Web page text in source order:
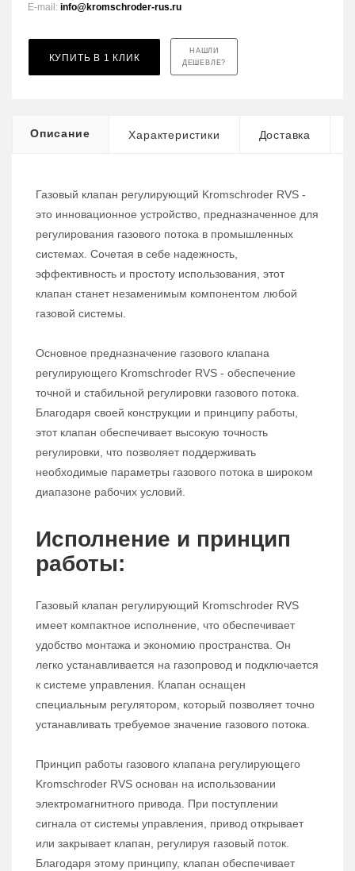
E-mail: info@kromschroder-rus.ru
КУПИТЬ В 1 КЛИК
НАШЛИ
ДЕШЕВЛЕ?
Описание Характеристики Доставка
Газовый клапан регулирующий Kromschroder RVS -
это инновационное устройство, предназначенное для
регулирования газового потока в промышленных
системах. Сочетая в себе надежность,
эффективность и простоту использования, этот
клапан станет незаменимым компонентом любой
газовой системы.
Основное предназначение газового клапана
регулирующего Kromschroder RVS - обеспечение
точной и стабильной регулировки газового потока.
Благодаря своей конструкции и принципу работы,
этот клапан обеспечивает высокую точность
регулировки, что позволяет поддерживать
необходимые параметры газового потока в широком
диапазоне рабочих условий.
Исполнение и принцип
работы:
Газовый клапан регулирующий Kromschroder RVS
имеет компактное исполнение, что обеспечивает
удобство монтажа и экономию пространства. Он
легко устанавливается на газопровод и подключается
к системе управления. Клапан оснащен
специальным регулятором, который позволяет точно
устанавливать требуемое значение газового потока.
Принцип работы газового клапана регулирующего
Kromschroder RVS основан на использовании
электромагнитного привода. При поступлении
сигнала от системы управления, привод открывает
или закрывает клапан, регулируя газовый поток.
Благодаря этому принципу, клапан обеспечивает